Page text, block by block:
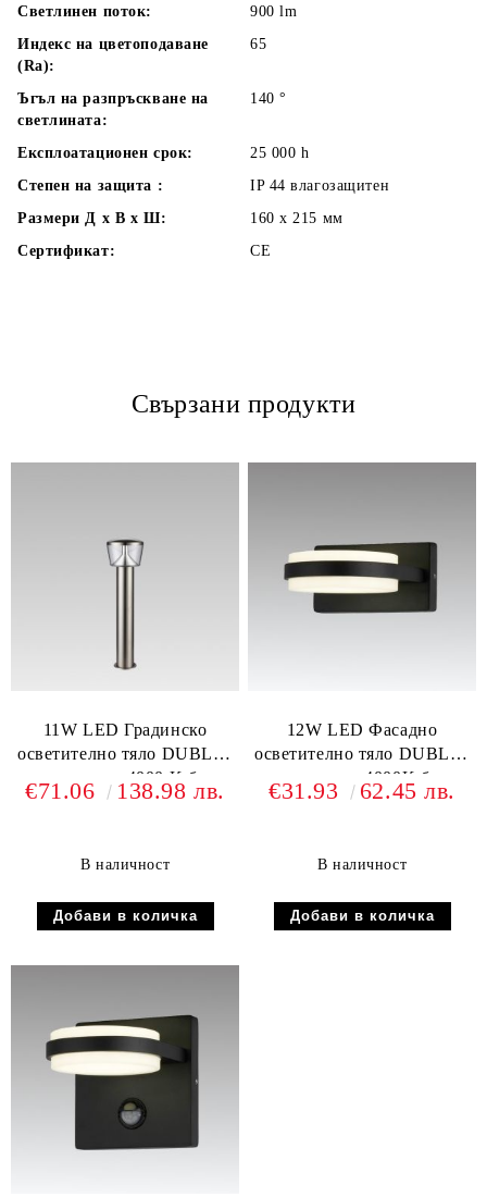
Светлинен поток: 900lm
Индекс на цветоподаване
(Ra):
65
Ъгъл на разпръскване на
светлината:
140°
Експлоатационен срок: 25 000 h
Степен на защита :
IP 44 влагозащитен
Размери Д х В х Ш:
160 x 215 мм
Сертификат:
CE
Свързани продукти
11W LED Градинско
осветително тяло DUBLIN
светло сиво 4000 K бяла
светлина
€71.06 138.98 лв.
В наличност
12W LED Фасадно
осветително тяло DUBLIN
тъмно сиво 4000K бяла
светлина
€31.93 62.45 лв.
В наличност